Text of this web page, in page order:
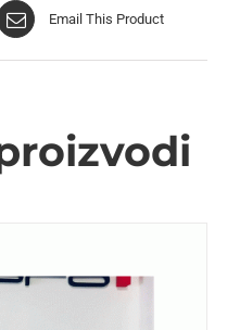
Email This Product